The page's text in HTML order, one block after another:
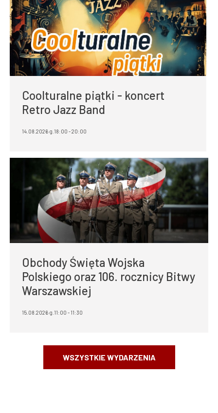
Coolturalne piątki - koncert
Retro Jazz Band
14.08.2026 g.18:00 - 20:00
Obchody Święta Wojska
Polskiego oraz 106. rocznicy Bitwy
Warszawskiej
15.08.2026 g.11:00 - 11:30
WSZYSTKIE WYDARZENIA